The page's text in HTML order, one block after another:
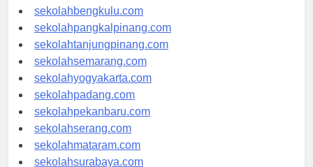
sekolahaceh.com
sekolahbengkulu.com
sekolahpangkalpinang.com
sekolahtanjungpinang.com
sekolahsemarang.com
sekolahyogyakarta.com
sekolahpadang.com
sekolahpekanbaru.com
sekolahserang.com
sekolahmataram.com